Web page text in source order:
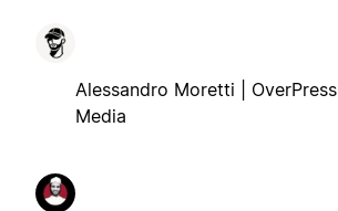
Alessandro Moretti | OverPress
Media